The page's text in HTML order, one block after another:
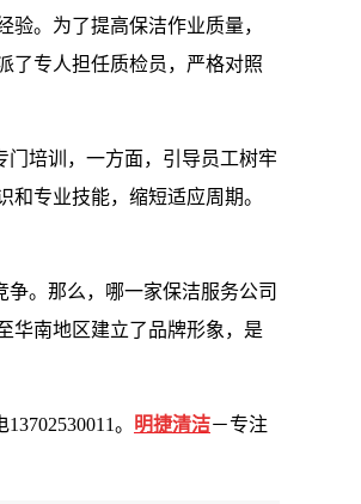
。为了提高保洁作业质量，
了专人担任质检员，严格对照
培训，一方面，引导员工树牢
专业技能，缩短适应周期。
争。那么，哪一家保洁服务公司
华南地区建立了品牌形象，是
13702530011。 明捷清洁－专注